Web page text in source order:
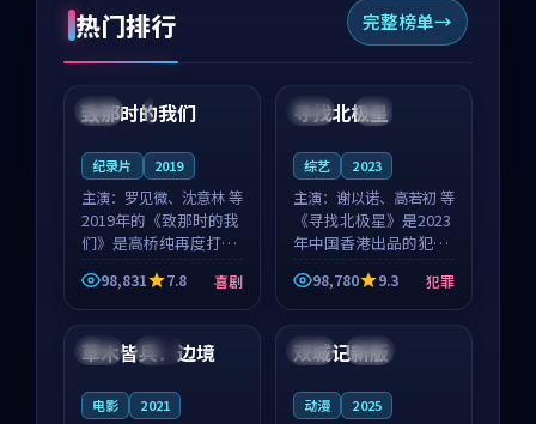
热门排行 完整榜单
中国 4K
99:22
致那时的我们
纪录片 2019
主演： 罗见微、沈意林 等
2019年的《致那时的我
们》是高桥纯再度打磨
的喜剧佳作。中国大陆
的取景与都市寓言的氛
围相互成就，罗见微与
沈意林的对手戏自然克
制，让整部影片在悬
98,831 7.8 喜剧
中国 4K
99:18
寻找北极星
综艺 2023
主演： 谢以诺、高若初 等
《寻找北极星》是2023
年中国香港出品的犯罪
新作，主创团队希望用
公路冒险的故事让观众
停下来想一想。谢以诺
领衔，高若初担任重要
角色，戚南柯的叙事
98,780 9.3 犯罪
泰国 独播
草木皆兵：边境
电影 2021
中国 独播
双城记新版
动漫 2025